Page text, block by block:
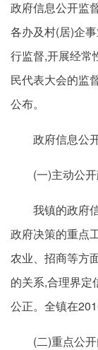
政府信息公开监
各办及村(居)企
行监督,开展经常
民代表大会的监
公布。
政府信息公
(一)主动公
我镇的政府
政府决策的重点
农业、招商等方
的关系,合理界定
公正。全镇在
(二)重点公